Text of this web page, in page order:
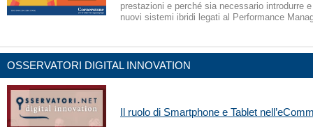
prestazioni e perché sia necessario introdurre
nuovi sistemi ibridi legati al Performance
OSSERVATORI DIGITAL INNOVATION
Il ruolo di Smartphone e Tablet